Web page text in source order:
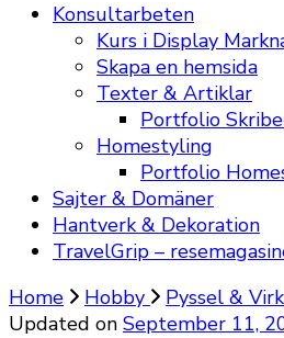
Konsultarbeten
Kurs i Display
Skapa en hemsida
Texter & Artiklar
Portfolio
Homestyling
Portfolio
Sajter & Domäner
Hantverk & Dekoration
TravelGrip –
Home
Hobby Pyssel &
Updated on September 11,